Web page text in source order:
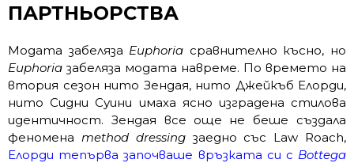
ПАРТНЬОРСТВА
Модата забеляза Euphoria сравнително късно, но
Euphoria забеляза модата навреме. По времето на
втория сезон нито Зендая, нито Джейкъб Елорди,
нито Сидни Суини имаха ясно изградена стилова
идентичност. Зендая все още не беше създала
феномена method dressingзаедно със Law Roach,
Елорди тепърва започваше връзката си с Bottega